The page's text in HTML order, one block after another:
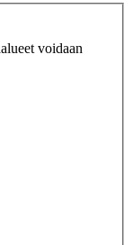
voidaan